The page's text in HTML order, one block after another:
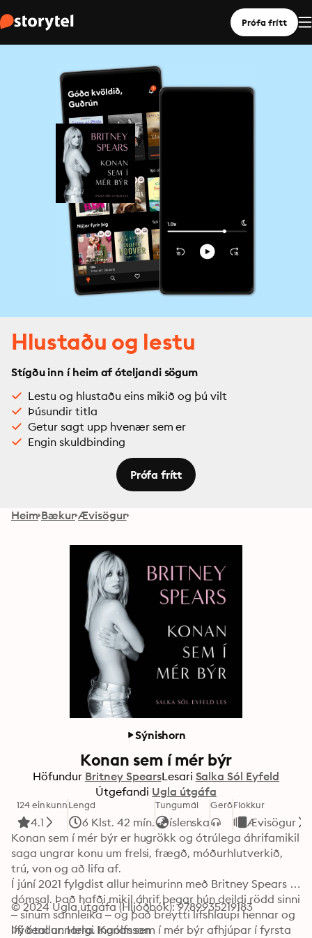
Prófa frítt
Hlustaðu og lestu
Stígðu inn í heim af óteljandi sögum
Lestu og hlustaðu eins mikið og þú vilt
Þúsundir titla
Getur sagt upp hvenær sem er
Engin skuldbinding
Prófa frítt
Heim Bækur Ævisögur
Sýnishorn
Konan sem í mér býr
Höfundur Britney SpearsLesari Salka Sól Eyfeld
Útgefandi Ugla útgáfa
124 einkunn
4.1
Lengd
6 Klst. 42 mín.
Tungumál
íslenska
GerðFlokkur
Ævisögur
Konan sem í mér býr er hugrökk og ótrúlega áhrifamikil
saga ungrar konu um frelsi, frægð, móðurhlutverkið,
trú, von og að lifa af.
Í júní 2021 fylgdist allur heimurinn með Britney Spears í
dómsal. Það hafði mikil áhrif þegar hún deildi rödd sinni
– sínum sannleika – og það breytti lífshlaupi hennar og
lífi ótal annarra. Konan sem í mér býr afhjúpar í fyrsta
© 2024 Ugla útgáfa (Hljóðbók): 9789935219183
Þýðendur: Helgi Ingólfsson